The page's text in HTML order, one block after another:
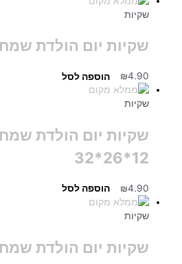
שקיות
שקיות יום הולדת שמח ורוד
₪4.90 הוספה לסל
שקיות
שקיות יום הולדת
12*26*32
₪4.90 הוספה לסל
שקיות
שקיות יום הולדת שמח